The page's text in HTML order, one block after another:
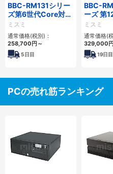
BBC-RM131シリー
ズ第6世代Core対応
省スペースラックマ
ウントFAPC
3PCI3PCIe
ミスミ
通常価格(税別)：
258,700円～
5日目
BBC-
ーズ 第
対応ラ
ミスミ
通常価格(
329,000
19日
PCの売れ筋ランキング